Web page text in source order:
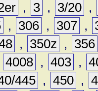
, 3 , 3/20 ,
, 306 , 307 ,
, 350z ,
356
4008 , 403 ,
445 , 450 ,